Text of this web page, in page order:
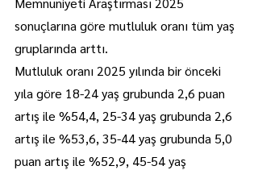
sonuçlarına göre mutluluk oranı tüm yaş
gruplarında arttı.
Mutluluk oranı 2025 yılında bir önceki
yıla göre 18-24 yaş grubunda 2,6 puan
artış ile %54,4, 25-34 yaş grubunda 2,6
artış ile %53,6, 35-44 yaş grubunda 5,0
puan artış ile %52,9, 45-54 yaş